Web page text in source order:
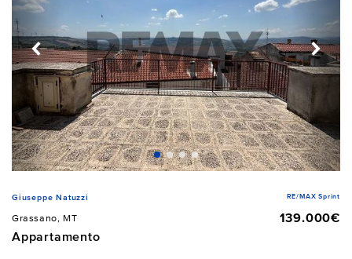
Giuseppe Natuzzi RE/MAX Sprint
Grassano, MT
139.000€
Appartamento